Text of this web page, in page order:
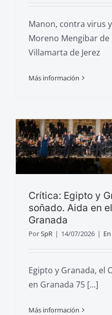
Manon, contra virus
Moreno Mengibar
Villamarta de Jerez
Más información
Crítica: Egipto y
soñado. Aida en
Granada
PorSpR | 14/07/2026 |
Egipto y Granada, el
en Granada 75 [...]
Más información